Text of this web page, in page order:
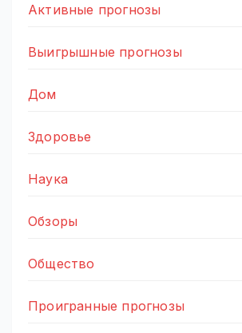
Активные прогнозы
Выигрышные прогнозы
Дом
Здоровье
Наука
Обзоры
Общество
Проигранные прогнозы